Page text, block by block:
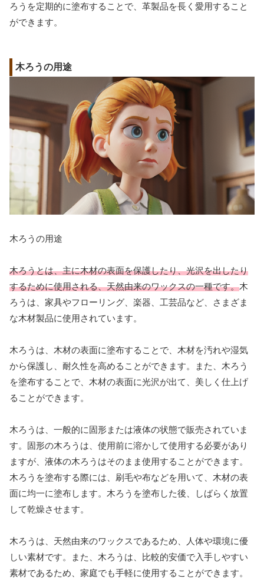
ろうを定期的に塗布することで、革製品を長く愛用すること
ができます。
木ろうの用途
木ろうの用途
木ろうとは、主に木材の表面を保護したり、光沢を出したり
するために使用される、天然由来のワックスの一種です。木
ろうは、家具やフローリング、楽器、工芸品など、さまざま
な木材製品に使用されています。
木ろうは、木材の表面に塗布することで、木材を汚れや湿気
から保護し、耐久性を高めることができます。また、木ろう
を塗布することで、木材の表面に光沢が出て、美しく仕上げ
ることができます。
木ろうは、一般的に固形または液体の状態で販売されていま
す。固形の木ろうは、使用前に溶かして使用する必要があり
ますが、液体の木ろうはそのまま使用することができます。
木ろうを塗布する際には、刷毛や布などを用いて、木材の表
面に均一に塗布します。木ろうを塗布した後、しばらく放置
して乾燥させます。
木ろうは、天然由来のワックスであるため、人体や環境に優
しい素材です。また、木ろうは、比較的安価で入手しやすい
素材であるため、家庭でも手軽に使用することができます。